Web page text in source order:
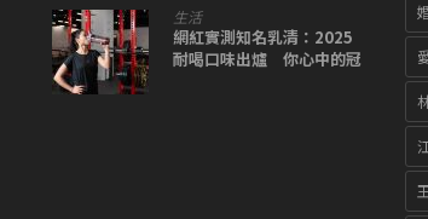
生活
網紅實測知名乳清：2025
耐喝口味出爐 你心中的冠